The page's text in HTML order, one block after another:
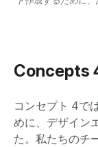
Concepts
コンセプト 4で
めに、デザイン
た。私たちのチ